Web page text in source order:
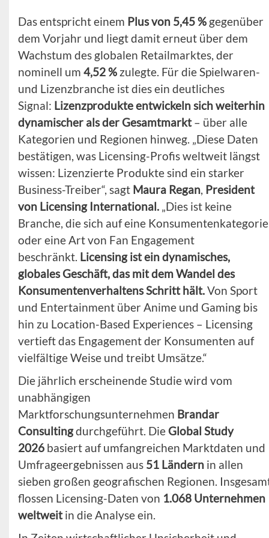
Das entspricht einem Plus von 5,45 % gegenüber
dem Vorjahr und liegt damit erneut über dem
Wachstum des globalen Retailmarktes, der
nominell um 4,52 % zulegte. Für die Spielwaren-
und Lizenzbranche ist dies ein deutliches
Signal: Lizenzprodukte entwickeln sich weiterhin
dynamischer als der Gesamtmarkt– über alle
Kategorien und Regionen hinweg. „Diese Daten
bestätigen, was Licensing-Profis weltweit längst
wissen: Lizenzierte Produkte sind ein starker
Business-Treiber“, sagt Maura Regan, President
von Licensing International. „Dies ist keine
Branche, die sich auf eine Konsumentenkategorie
oder eine Art von Fan Engagement
beschränkt. Licensing ist ein dynamisches,
globales Geschäft, das mit dem Wandel des
Konsumentenverhaltens Schritt hält.Von Sport
und Entertainment über Anime und Gaming bis
hin zu Location-Based Experiences – Licensing
vertieft das Engagement der Konsumenten auf
vielfältige Weise und treibt Umsätze.“
Die jährlich erscheinende Studie wird vom
unabhängigen
Marktforschungsunternehmen Brandar
Consultingdurchgeführt. Die Global Study
2026 basiert auf umfangreichen Marktdaten und
Umfrageergebnissen aus 51 Ländern in allen
sieben großen geografischen Regionen.
flossen Licensing-Daten von 1.068 Unternehmen
weltweitin die Analyse ein.